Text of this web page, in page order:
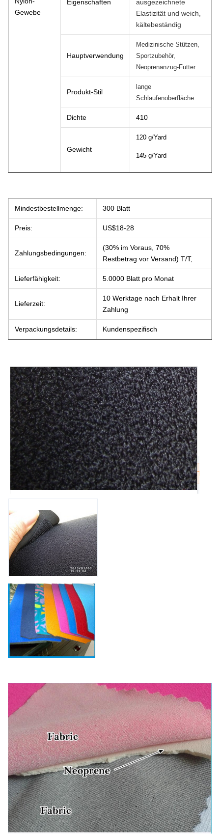
Gewebe
Eigenschaften
ausgezeichnete
Elastizität und weich,
kältebeständig
Hauptverwendung
Medizinische Stützen,
Sportzubehör,
Neoprenanzug-Futter.
Produkt-Stil
lange
Schlaufenoberfläche
Dichte 410
Gewicht
120 g/Yard
145 g/Yard
Mindestbestellmenge: 300 Blatt
Preis: US$18-28
Zahlungsbedingungen:
(30% im Voraus, 70%
Restbetrag vor Versand) T/T,
Lieferfähigkeit: 5.0000 Blatt pro Monat
Lieferzeit:
10 Werktage nach Erhalt Ihrer
Zahlung
Verpackungsdetails: Kundenspezifisch